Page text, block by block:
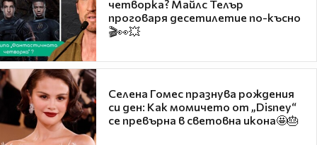
четворка? Майлс Телър
проговаря десетилетие по-късно
🎬👀💥
Селена Гомес празнува рождения
си ден: Как момичето от „Disney“
се превърна в световна икона🤩🎂